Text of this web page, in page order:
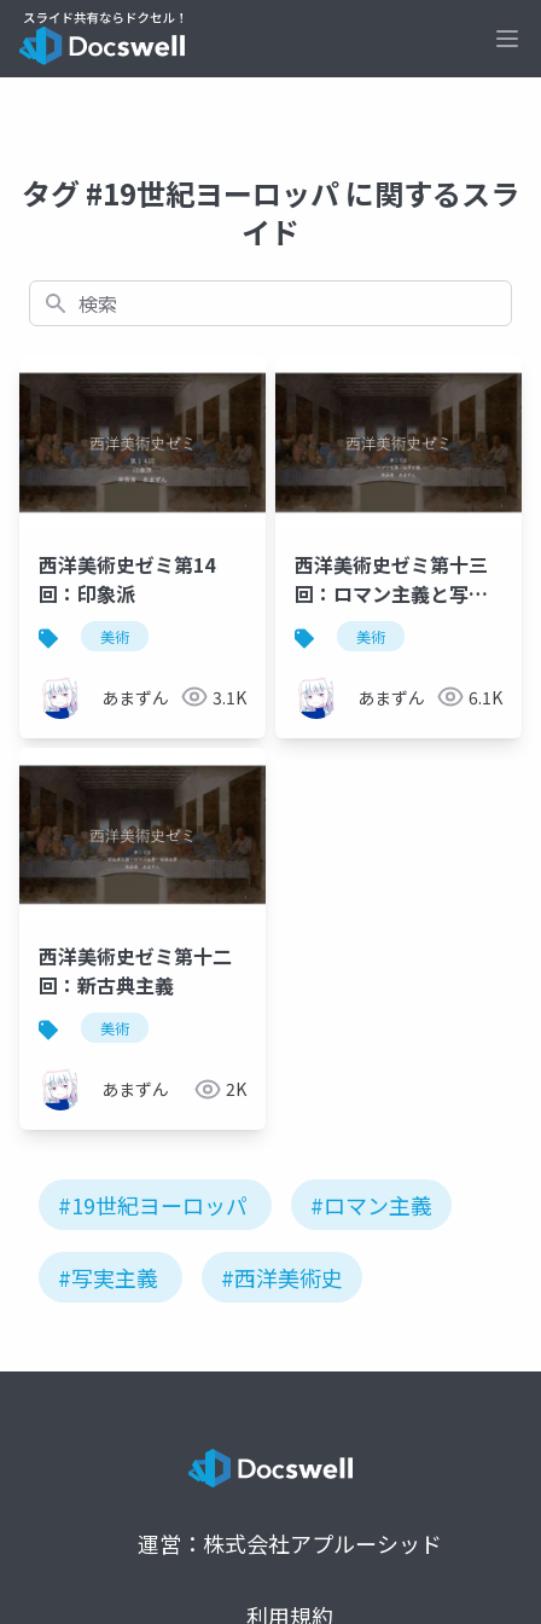
タグ #19世紀ヨーロッパ に関するスラ
イド
検索
西洋美術史ゼミ第14
回：印象派
美術
あまずん 3.1K
西洋美術史ゼミ第十三
回：ロマン主義と写実
主義
美術
あまずん 6.1K
西洋美術史ゼミ第十二
回：新古典主義
美術
あまずん 2K
#19世紀ヨーロッパ #ロマン主義
#写実主義 #西洋美術史
運営：株式会社アプルーシッド
利用規約